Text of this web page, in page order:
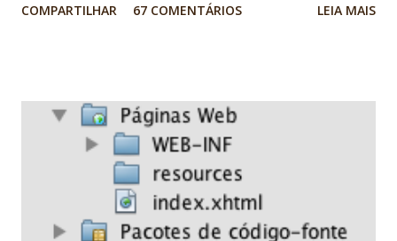
architecture. 5. Open-mind community: using JSF you are
2.0. People are working really hard! 8. Many professionals
now available 9. It's a standard. It's JCP. Before complain,
report and help! 10. Ed Burns, spec leader, is an old
Globalcode community friend! EXTRA: My wife is specialist
in JSF. She's my F1 for JSF :) Nice job JSF community! -
COMPARTILHAR 67 COMENTÁRIOS LEIA MAIS